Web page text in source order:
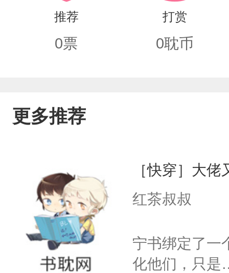
推荐
0票
打赏
0耽币
更多推荐
［快穿］大
红茶叔叔
宁书绑定了一
化他们，只是